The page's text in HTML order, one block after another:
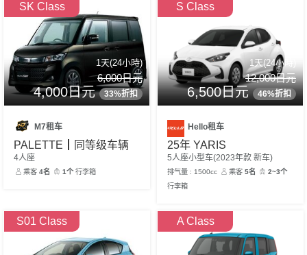
SK Class
1天(24小時)
6,000日元
4,000日元 33%折扣
M7租车
PALETTE┃同等级车辆
4人座
乘客4名 1个行李箱
S Class
1天(24小時)
12,000日元
6,500日元 46%折扣
Hello租车
25年 YARIS
5人座小型车(2023年款 新车)
排气量 : 1500cc 乘客5名
2~3个
行李箱
S01 Class A Class